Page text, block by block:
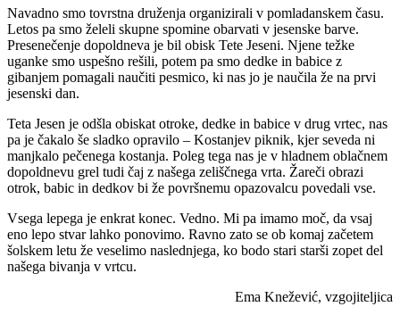
Navadno smo tovrstna druženja organizirali v pomladanskem času.
Letos pa smo želeli skupne spomine obarvati v jesenske barve.
Presenečenje dopoldneva je bil obisk Tete Jeseni. Njene težke
uganke smo uspešno rešili, potem pa smo dedke in babice z
gibanjem pomagali naučiti pesmico, ki nas jo je naučila že na prvi
jesenski dan.
Teta Jesen je odšla obiskat otroke, dedke in babice v drug vrtec, nas
pa je čakalo še sladko opravilo – Kostanjev piknik, kjer seveda ni
manjkalo pečenega kostanja. Poleg tega nas je v hladnem oblačnem
dopoldnevu grel tudi čaj z našega zeliščnega vrta. Žareči obrazi
otrok, babic in dedkov bi že površnemu opazovalcu povedali vse.
Vsega lepega je enkrat konec. Vedno. Mi pa imamo moč, da vsaj
eno lepo stvar lahko ponovimo. Ravno zato se ob komaj začetem
šolskem letu že veselimo naslednjega, ko bodo stari starši zopet del
našega bivanja v vrtcu.
Ema Knežević, vzgojiteljica